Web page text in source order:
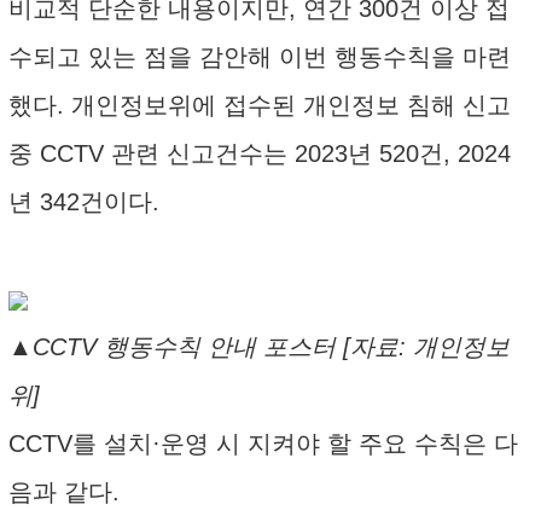
비교적 단순한 내용이지만, 연간 300건 이상 접
수되고 있는 점을 감안해 이번 행동수칙을 마련
했다. 개인정보위에 접수된 개인정보 침해 신고
중 CCTV 관련 신고건수는 2023년 520건, 2024
년 342건이다.
▲CCTV 행동수칙 안내 포스터 [자료: 개인정보
위]
CCTV를 설치·운영 시 지켜야 할 주요 수칙은 다
음과 같다.